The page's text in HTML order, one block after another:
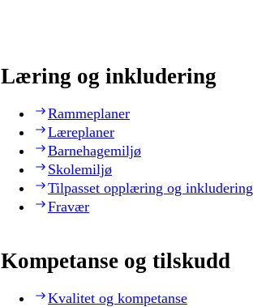
Læring og inkludering
Rammeplaner
Læreplaner
Barnehagemiljø
Skolemiljø
Tilpasset opplæring og inkludering
Fravær
Kompetanse og tilskudd
Kvalitet og kompetanse